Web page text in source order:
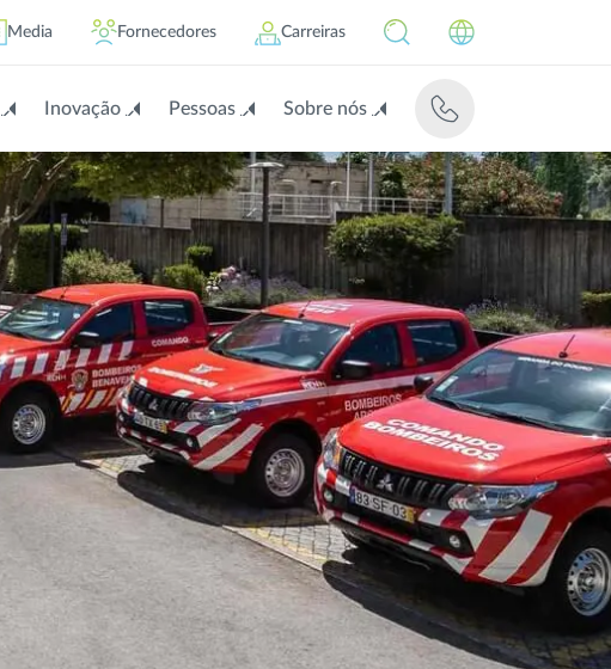
Media Fornecedores Carreiras
Inovação Pessoas Sobre nós